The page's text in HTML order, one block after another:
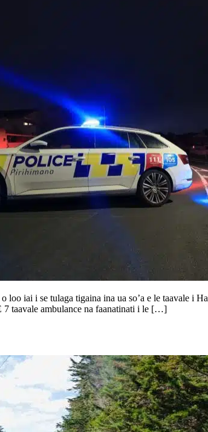
loo iai i se tulaga tigaina ina ua so’a e le taavale
7 taavale ambulance na faanatinati i le […]